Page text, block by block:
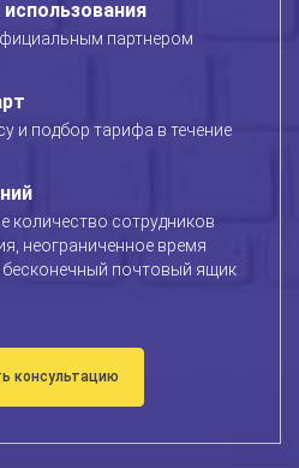
партнером
и подбор тарифа в течение
количество сотрудников
неограниченное время
бесконечный почтовый ящик
консультацию